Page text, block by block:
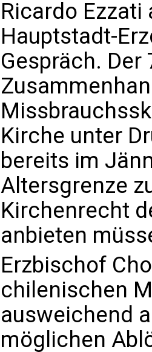
Ricardo Ezzati
Hauptstadt-
Gespräch.
Kirche unter
bereits im
Altersgrenze
Kirchenrecht
anbieten
Erzbischof
chilenischen
ausweichend
möglichen